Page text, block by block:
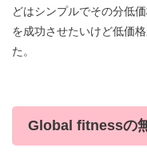
どはシンプルでその分低
を成功させたいけど低価
た。
Global fitnessの